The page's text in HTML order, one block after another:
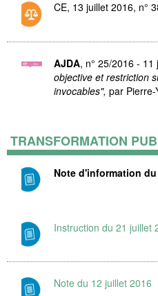
CE, 13 juillet 2016, n°
AJDA, n° 25/2016 - 11
objective et restriction
invocables", par
TRANSFORMATION
Note d'information
Instruction du 21 juillet
Note du 12 juillet 2016